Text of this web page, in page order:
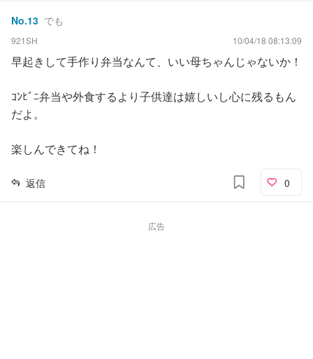
No.13 でも
921SH 10/04/18 08:13:09
早起きして手作り弁当なんて、いい母ちゃんじゃないか！
ｺﾝﾋﾞﾆ弁当や外食するより子供達は嬉しいし心に残るもん
だよ。
楽しんできてね！
返信 0
広告